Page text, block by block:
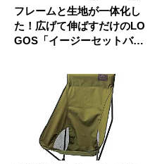
フレームと生地が一体化し
た！広げて伸ばすだけのLO
GOS「イージーセットバケ